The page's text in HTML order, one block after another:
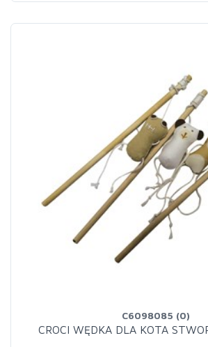
C6098085 (0)
CROCI WĘDKA DLA KOTA